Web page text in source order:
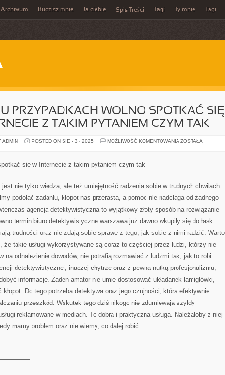
Archiwum Budzisz mnie Ja ciebie Spis Treści Tagi Ty mnie Tagi
PRZYPADKACH WOLNO SPOTKAĆ SIĘ
Z TAKIM PYTANIEM CZYM TAK
ADMIN POSTED ON SIE - 3 - 2025 MOŻLIWOŚĆ KOMENTOWANIA W
TAKIM
CZYM
ZOSTAŁA
się w Internecie z takim pytaniem czym tak
jest nie tylko wiedza, ale też umiejętność radzenia sobie w trudnych chwilach.
podołać zadaniu, kłopot nas przerasta, a pomoc nie nadciąga od żadnego
agencja detektywistyczna to wyjątkowy złoty sposób na rozwiązanie
termin biuro detektywistyczne warszawa już dawno wkupiły się do łask
trudności oraz nie zdają sobie sprawę z tego, jak sobie z nimi radzić. Warto
że takie usługi wykorzystywane są coraz to częściej przez ludzi, którzy nie
na odnalezienie dowodów, nie potrafią rozmawiać z ludźmi tak, jak to robi
detektywistycznej, inaczej chytrze oraz z pewną nutką profesjonalizmu,
informacje. Żaden amator nie umie dostosować układanek łamigłówki,
kłopot. Do tego potrzeba detektywa oraz jego czujności, która efektywnie
przeszkód. Wskutek tego dziś nikogo nie zdumiewają szyldy
reklamowane w mediach. To dobra i praktyczna usługa. Należałoby z niej
mamy problem oraz nie wiemy, co dalej robić.